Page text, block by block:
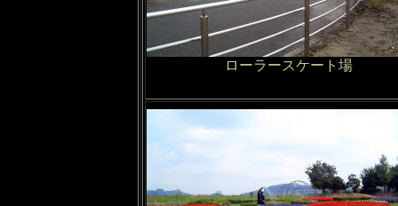
ローラースケート場